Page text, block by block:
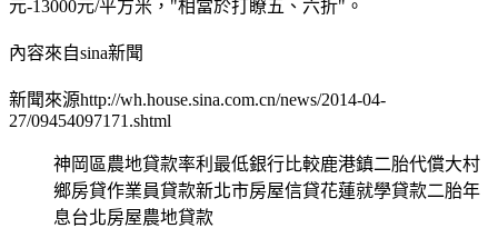
元-13000元/平方米，"相當於打瞭五、六折"。
內容來自sina新聞
新聞來源http://wh.house.sina.com.cn/news/2014-04-
27/09454097171.shtml
神岡區農地貸款率利最低銀行比較鹿港鎮二胎代償大村
鄉房貸作業員貸款新北市房屋信貸花蓮就學貸款二胎年
息台北房屋農地貸款